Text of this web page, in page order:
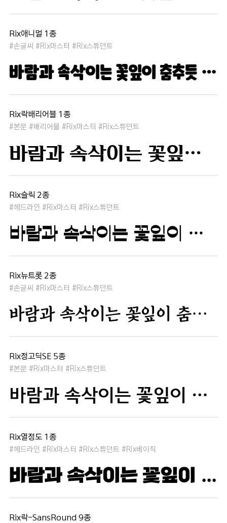
Rix애니멀 1종
#손글씨 #Rix마스터 #Rix스튜던트
바람과 속삭이는 꽃잎이 춤추듯 하늘을 날아 새처럼 꿈은 자유롭고 별빛처럼 빛나 새벽의 고요함 속에서 겨울 눈처럼 순수한 열정은 봄을 부른다
Rix락배리어블 1종
#본문 #배리어블 #Rix마스터 #Rix스튜던트
바람과 속삭이는 꽃잎이 춤추듯 하늘을 날아 새처럼 꿈은 자유롭고 별빛처럼 빛나 새벽의 고요함 속에서 겨울 눈처럼 순수한 열정은 봄을 부른다
Rix슬릭 2종
#헤드라인 #Rix마스터 #Rix스튜던트
바람과 속삭이는 꽃잎이 춤추듯 하늘을 날아 새처럼 꿈은 자유롭고 별빛처럼 빛나 새벽의 고요함 속에서 겨울 눈처럼 순수한 열정은 봄을 부른다
Rix뉴트롯 2종
#손글씨 #Rix마스터 #Rix스튜던트
바람과 속삭이는 꽃잎이 춤추듯 하늘을 날아 새처럼 꿈은 자유롭고 별빛처럼 빛나 새벽의 고요함 속에서 겨울 눈처럼 순수한 열정은 봄을 부른다
Rix정고딕SE 5종
#본문 #Rix마스터 #Rix스튜던트
바람과 속삭이는 꽃잎이 춤추듯 하늘을 날아 새처럼 꿈은 자유롭고 별빛처럼 빛나 새벽의 고요함 속에서 겨울 눈처럼 순수한 열정은 봄을 부른다
Rix열정도 1종
#헤드라인 #Rix마스터 #Rix스튜던트 #Rix베이직
바람과 속삭이는 꽃잎이 춤추듯 하늘을 날아 새처럼 꿈은 자유롭고 별빛처럼 빛나 새벽의 고요함 속에서 겨울 눈처럼 순수한 열정은 봄을 부른다
Rix락-SansRound 9종